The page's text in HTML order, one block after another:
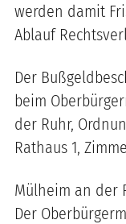
werden damit
Ablauf
Der
beim
der Ruhr,
Rathaus 1,
Mülheim an der
Der